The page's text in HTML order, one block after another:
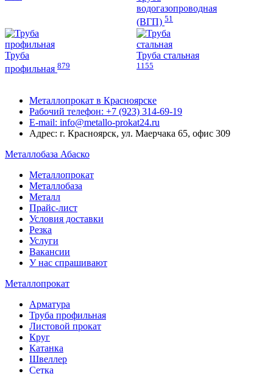
водогазопроводная
(ВГП) 51
Труба
профильная 879
Труба стальная
1155
Металлопрокат в Красноярске
Рабочий телефон: +7 (923) 314-69-19
E-mail: info@metallo-prokat24.ru
Адрес: г. Красноярск, ул. Маерчака 65, офис 309
Металлобаза Абаско
Металлопрокат
Металлобаза
Металл
Прайс-лист
Условия доставки
Резка
Услуги
Вакансии
У нас спрашивают
Металлопрокат
Арматура
Труба профильная
Листовой прокат
Круг
Катанка
Швеллер
Сетка